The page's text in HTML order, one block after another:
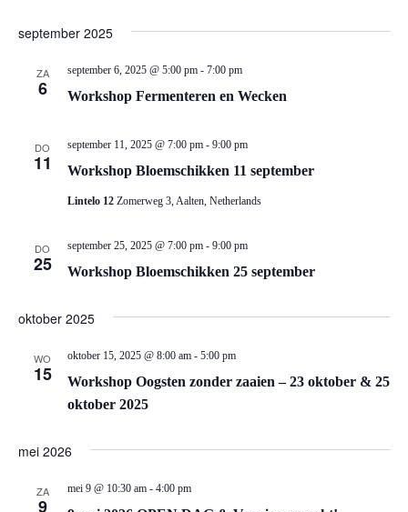
september 2025
ZA
6 Workshop Fermenteren en Wecken
september 6, 2025 @ 5:00 pm- 7:00 pm
DO
11 Workshop Bloemschikken 11 september
september 11, 2025 @ 7:00 pm- 9:00 pm
Lintelo 12 Zomerweg 3, Aalten, Netherlands
DO
25 Workshop Bloemschikken 25 september
september 25, 2025 @ 7:00 pm- 9:00 pm
oktober 2025
WO
15
Workshop Oogsten zonder zaaien – 23 oktober & 25
oktober 2025
oktober 15, 2025 @ 8:00 am- 5:00 pm
mei 2026
ZA
9
mei 9 @ 10:30 am- 4:00 pm